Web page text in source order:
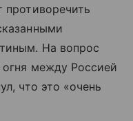
противоречить
На вопрос
между Россией
что это «очень